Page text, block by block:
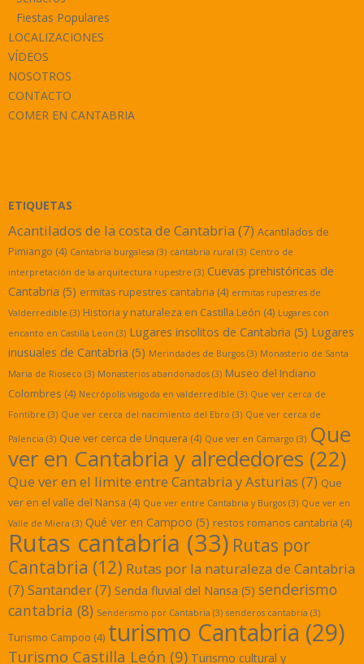
Fiestas Populares
LOCALIZACIONES
VÍDEOS
NOSOTROS
CONTACTO
COMER EN CANTABRIA
ETIQUETAS
Acantilados de la costa de Cantabria (7) Acantilados de
Pimiango (4) Cantabria burgalesa (3) cantabria rural (3) Centro de
interpretación de la arquitectura rupestre (3) Cuevas prehistóricas de
Cantabria (5) ermitas rupestres cantabria (4) ermitas rupestres de
Valderredible (3) Historia y naturaleza en Castilla León (4) Lugares con
encanto en Castilla Leon (3) Lugares insolitos de Cantabria (5) Lugares
inusuales de Cantabria (5) Merindades de Burgos (3) Monasterio de Santa
Maria de Rioseco (3) Monasterios abandonados (3) Museo del Indiano
Colombres (4) Necrópolis visigoda en valderredible (3) Que ver cerca de
Fontibre (3) Que ver cerca del nacimiento del Ebro (3) Que ver cerca de
Palencia (3) Que ver cerca de Unquera (4) Que ver en Camargo (3) Que
ver en Cantabria y alrededores (22)
Que ver en el limite entre Cantabria y Asturias (7) Que
ver en el valle del Nansa (4) Que ver entre Cantabria y Burgos (3) Que ver en
Valle de Miera (3) Qué ver en Campoo (5) restos romanos cantabria (4)
Rutas cantabria (33) Rutas por
Cantabria (12) Rutas por la naturaleza de Cantabria
(7) Santander(7) Senda fluvial del Nansa (5) senderismo
cantabria (8) Senderismo por Cantabria (3) senderos cantabria (3)
Turismo Campoo (4) turismo Cantabria (29)
Turismo Castilla León (9) Turismo cultural y